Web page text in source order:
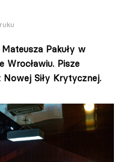
Pakuły w
Wrocławiu. Pisze
Nowej Siły Krytycznej.